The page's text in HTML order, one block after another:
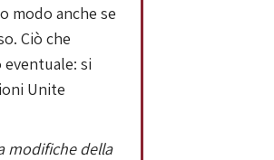
modo anche se
Ciò che
si
Unite
modifiche della